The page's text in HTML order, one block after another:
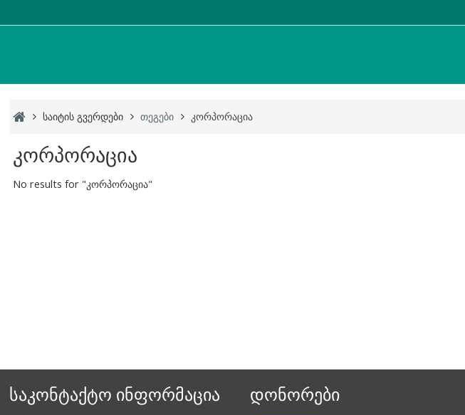
საიტის გვერდები თეგები კორპორაცია
კორპორაცია
No results for "კორპორაცია"
საკონტაქტო ინფორმაცია დონორები